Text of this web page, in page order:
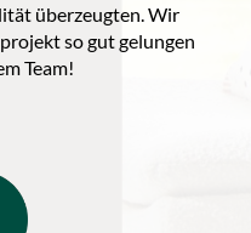
überzeugten. Wir
so gut gelungen
Team!